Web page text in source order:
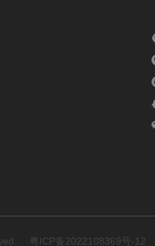
粤ICP备2022108369号-12